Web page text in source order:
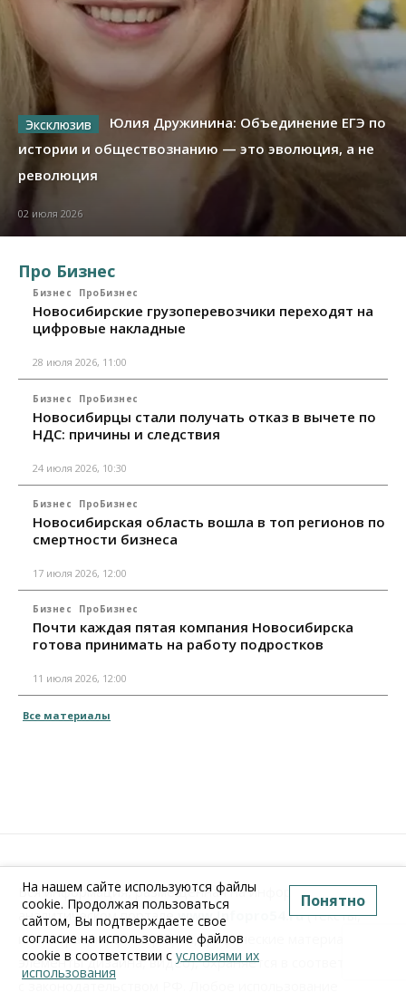
Юлия Дружинина: Объединение ЕГЭ по
истории и обществознанию — это эволюция, а не
революция
02 июля 2026
Про Бизнес
Бизнес ПроБизнес
Новосибирские грузоперевозчики переходят на
цифровые накладные
28 июля 2026, 11:00
Бизнес ПроБизнес
Новосибирцы стали получать отказ в вычете по
НДС: причины и следствия
24 июля 2026, 10:30
Бизнес ПроБизнес
Новосибирская область вошла в топ регионов по
смертности бизнеса
17 июля 2026, 12:00
Бизнес ПроБизнес
Почти каждая пятая компания Новосибирска
готова принимать на работу подростков
11 июля 2026, 12:00
Все материалы
Вся информация, размещенная на информационно-
аналитическом порталеwww.Infopro54.ru(тексты,
иллюстрации, фотографии, графические материалы,
элементы дизайна, видео), охраняется в соответствии
с законодательством РФ. Любое использование
На нашем сайте используются файлы
cookie. Продолжая пользоваться
сайтом, Вы подтверждаете свое
согласие на использование файлов
cookie в соответствии с условиями их
использования
Понятно